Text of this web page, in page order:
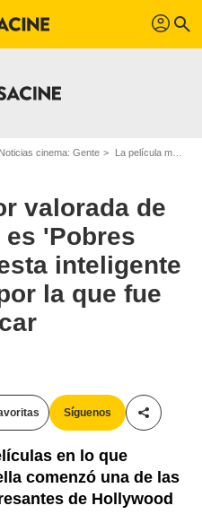
profil search
Noticias cinema: Gente La película mejor valorada de Emma Stone no es 'Pobres criaturas', sino esta inteligente comedia negra por la que fue nominada al Oscar
valorada de
es 'Pobres
inteligente
la que fue
Síguenos
en lo que
comenzó una de las
de Hollywood